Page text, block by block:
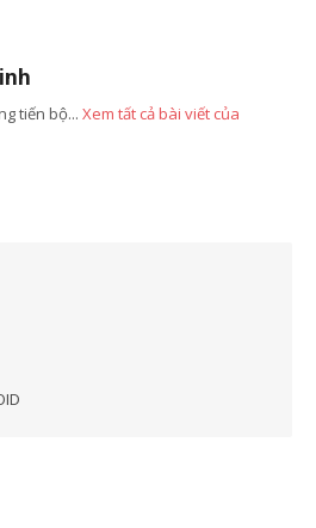
tiến bộ... Xem tất cả bài viết của